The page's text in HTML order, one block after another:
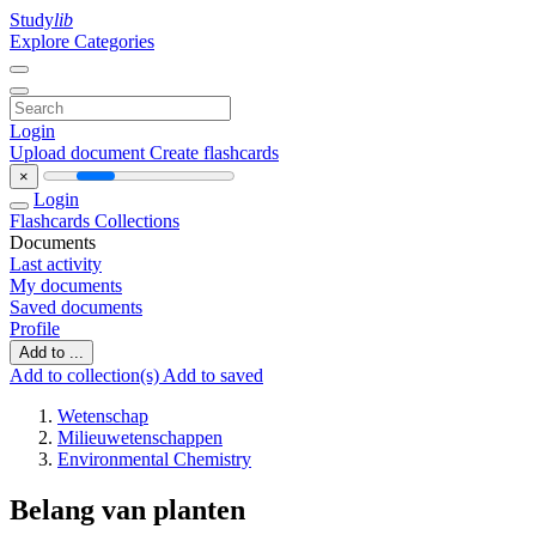
Studylib
Explore Categories
Login
Upload document Create flashcards
×
Login
Flashcards Collections
Documents
Last activity
My documents
Saved documents
Profile
Add to ...
Add to collection(s) Add to saved
Wetenschap
Milieuwetenschappen
Environmental Chemistry
Belang van planten